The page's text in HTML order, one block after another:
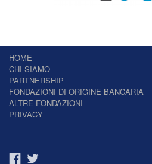
HOME
CHI SIAMO
PARTNERSHIP
FONDAZIONI DI ORIGINE BANCARIA
ALTRE FONDAZIONI
PRIVACY